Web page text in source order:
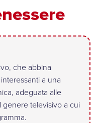
che abbina
a una
adeguata alle
genere televisivo a cui